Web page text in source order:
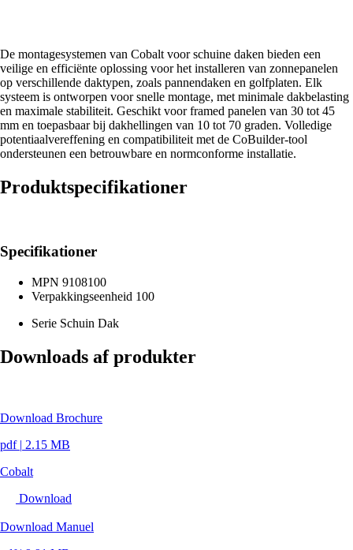
De montagesystemen van Cobalt voor schuine daken bieden een
veilige en efficiënte oplossing voor het installeren van zonnepanelen
op verschillende daktypen, zoals pannendaken en golfplaten. Elk
systeem is ontworpen voor snelle montage, met minimale dakbelasting
en maximale stabiliteit. Geschikt voor framed panelen van 30 tot 45
mm en toepasbaar bij dakhellingen van 10 tot 70 graden. Volledige
potentiaalvereffening en compatibiliteit met de CoBuilder-tool
ondersteunen een betrouwbare en normconforme installatie.
Produktspecifikationer
Specifikationer
MPN 9108100
Verpakkingseenheid 100
Serie Schuin Dak
Downloads af produkter
Download Brochure
pdf | 2.15 MB
Cobalt
Download
Download Manuel